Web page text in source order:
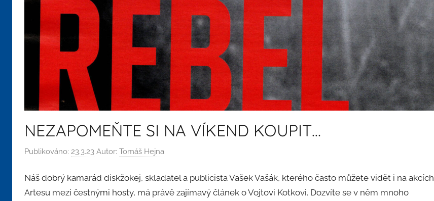
NEZAPOMEŇTE SI NA VÍKEND KOUPIT…
Publikováno: 23.3.23 Autor: Tomáš Hejna
Náš dobrý kamarád diskžokej, skladatel a publicista Vašek Vašák, kterého často můžete vidět i na akcích
Artesu mezi čestnými hosty, má právě zajímavý článek o Vojtovi Kotkovi. Dozvíte se v něm mnoho